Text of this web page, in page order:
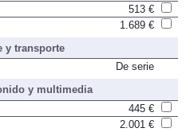
513 €
1.689 €
y transporte
De serie
y multimedia
445 €
2.001 €